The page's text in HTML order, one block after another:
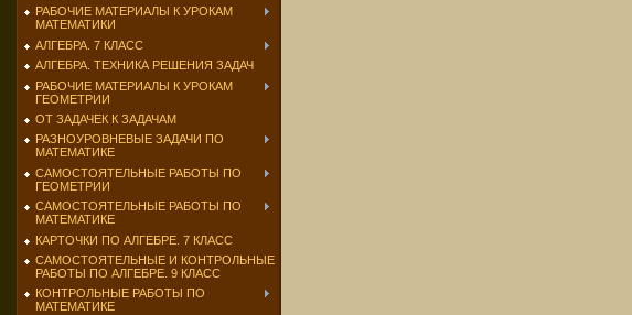
РАБОЧИЕ МАТЕРИАЛЫ К УРОКАМ
МАТЕМАТИКИ
АЛГЕБРА. 7 КЛАСС
АЛГЕБРА. ТЕХНИКА РЕШЕНИЯ ЗАДАЧ
РАБОЧИЕ МАТЕРИАЛЫ К УРОКАМ
ГЕОМЕТРИИ
ОТ ЗАДАЧЕК К ЗАДАЧАМ
РАЗНОУРОВНЕВЫЕ ЗАДАЧИ ПО
МАТЕМАТИКЕ
САМОСТОЯТЕЛЬНЫЕ РАБОТЫ ПО
ГЕОМЕТРИИ
САМОСТОЯТЕЛЬНЫЕ РАБОТЫ ПО
МАТЕМАТИКЕ
КАРТОЧКИ ПО АЛГЕБРЕ. 7 КЛАСС
САМОСТОЯТЕЛЬНЫЕ И КОНТРОЛЬНЫЕ
РАБОТЫ ПО АЛГЕБРЕ. 9 КЛАСС
КОНТРОЛЬНЫЕ РАБОТЫ ПО
МАТЕМАТИКЕ